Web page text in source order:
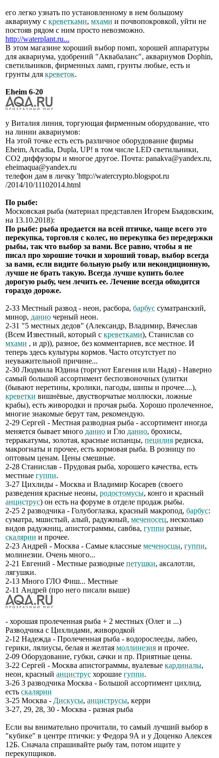
его легко узнать по установленному в нем большому
аквариуму с креветками, мхами и почвопокровкой, уйти не
постояв рядом с ним просто невозможно.
http://waterplant.ru...
В этом магазине хороший выбор помп, хорошей аппаратуры
для аквариума, удобрений "Аквабаланс", аквариумов Dophin,
светильников, фирменных ламп, грунты любые, есть и
грунты для креветок.
Eheim 6-20
у Виталия линия, торгующая фирменным оборудование, что
на линии аквариумов:
На этой точке есть есть различное оборудование фирмы
Eheim, Arcadia, Dupla, UP! в том числе LED светильники,
СО2 диффузоры и многое другое. Почта: panakva@yandex.ru,
eheimaqua@yandex.ru
телефон дам в личку 'http://watercrypto.blogspot.ru
/2014/10/11102014.html
По рыбе:
Московская рыба (материал представлен Игорем Бъядовским,
на 13.10.2018):
По рыбе: рыба продается на всей птичке, чаще всего это
перекупка, торговля с колес, но перекупка без передержки
рыбы, так что выбор за вами. Все равно, чтобы я не
писал про хорошие точки и хороший товар, выбор всегда
за вами, если видите больную рыбу или некондиционную,
лучше не брать такую. Всегда лучше купить более
дорогую рыбу, чем лечить ее. Лечение всегда обходится
гораздо дороже.
2-33 Местный развод - неон, расбора, барбус суматранский,
минор, данио черный неон.
2-31 "5 местных дедов" (Александр, Владимир, Вячеслав
(Всем Известный, который с креветками), Станислав со
мхами , и др)), разное, без комментариев, все местное. И
теперь здесь культуры кормов. Часто отсутстует по
неуважительной причине...
2-30 Людмила Юдина (торгуют Евгения или Надя) - Наверно
самый большой ассортимент беспозвоночных (улитки
(бывают неретины, кролики, пагоды, шипы и прочее....),
креветки вишнёвые, двустворчатые моллюски, ложные
крабы), есть живородки и прочая рыба. Хорошо пролеченное,
многие знакомые берут там, рекомендую.
2-29 Сергей - Местная разводная рыба - ассортимент иногда
меняется бывает много данио и Гло данио, брохисы,
терракатумы, золотая, красные испанцы, пецилия редиска,
макрогнаты и прочее, есть кормовая рыба. В розницу по
оптовым ценам. Цены смешные.
2-28 Станислав - Прудовая рыба, хорошего качества, есть
местные гуппи.
3-27 Цихлиды - Москва и Владимир Косарев (своего
разведения красные неоны, родостомусы, конго и красный
анциструс) он есть на форуме в отделе продаж рыбы.
2-25 2 разводчика - Голубоглазка, красный макропод, барбус:
суматра, мшистый, алый, радужный, меченосец, несколько
видов радужниц, апистограммы, савбва, гуппи разные,
скалярии и прочее.
2-23 Андрей - Москва - Самые классные меченосцы, гуппи,
молинезии. Очень много...
2-21 Евгений - Местные разводные петушки, аксалотли,
лягушки.
2-13 Много ГЛО Фиш... Местные
2-11 Андрей (про него писали выше)
- хорошая пролеченная рыба + 2 местных (Олег и ...)
Разводчика с Цихлидами, живородкой
2-12 Надежда - Пролеченная рыба - водорослееды, лабео,
герики, лялиусы, белая и желтая моллинезия и прочее.
2-09 Оборудование, губки, сачки и пр. Приятные цены.
3-22 Сергей - Москва апистограммы, вуалевые кардиналы,
неон, красный анциструс хорошие гуппи.
3-26 3 разводчика Москва - Большой ассортимент цихлид,
есть скалярии
3-25 Москва - Дискусы, анциструсы, керри
3-27, 29, 28, 30 - Москва - разная рыба
Если вы внимательно прочитали, то самый лучший выбор в
"кубике" в центре птички: у Федора 9А и у Доценко Алексея
12Б. Сначала спрашивайте рыбу там, потом ищите у
перекупщиков.